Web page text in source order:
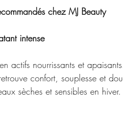
chez MJ Beauty
intense
actifs nourrissants et
confort, souplesse et
sèches et sensibles en hiver.